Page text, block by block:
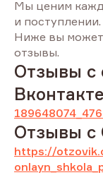
Мы ценим
и поступлении.
Ниже вы
отзывы.
Отзывы с
Вконтакте
Отзывы с
https://